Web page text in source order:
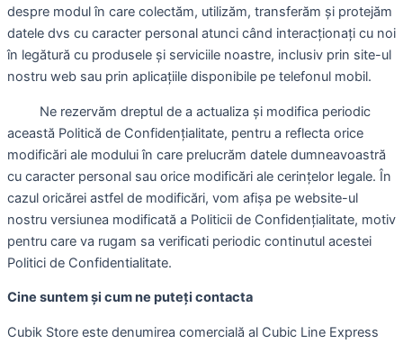
despre modul în care colectăm, utilizăm, transferăm și protejăm
datele dvs cu caracter personal atunci când interacționați cu noi
în legătură cu produsele și serviciile noastre, inclusiv prin site-ul
nostru web sau prin aplicațiile disponibile pe telefonul mobil.
Ne rezervăm dreptul de a actualiza și modifica periodic
această Politică de Confidențialitate, pentru a reflecta orice
modificări ale modului în care prelucrăm datele dumneavoastră
cu caracter personal sau orice modificări ale cerințelor legale. În
cazul oricărei astfel de modificări, vom afișa pe website-ul
nostru versiunea modificată a Politicii de Confidențialitate, motiv
pentru care va rugam sa verificati periodic continutul acestei
Politici de Confidentialitate.
Cine suntem și cum ne puteți contacta
Cubik Store este denumirea comercială al Cubic Line Express